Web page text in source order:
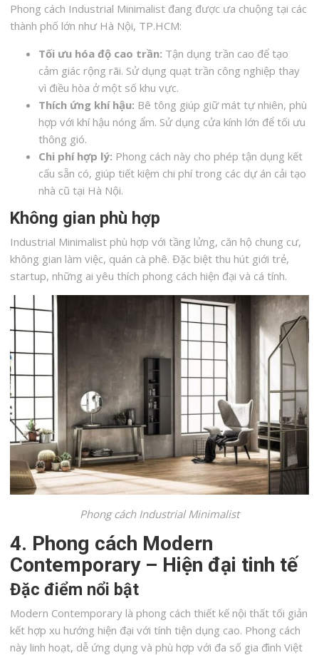
Phong cách Industrial Minimalist đang được ưa chuộng tại các
thành phố lớn như Hà Nội, TP.HCM:
Tối ưu hóa độ cao trần: Tận dụng trần cao để tạo
cảm giác rộng rãi. Sử dụng quạt trần công nghiệp thay
vì điều hòa ở một số khu vực.
Thích ứng khí hậu: Bê tông giúp giữ mát tự nhiên, phù
hợp với khí hậu nóng ẩm. Sử dụng cửa kính lớn để tối ưu
thông gió.
Chi phí hợp lý: Phong cách này cho phép tận dụng kết
cấu sẵn có, giúp tiết kiệm chi phí trong các dự án cải tạo
nhà cũ tại Hà Nội.
Không gian phù hợp
Industrial Minimalist phù hợp với tầng lửng, căn hộ chung cư,
không gian làm việc, quán cà phê. Đặc biệt thu hút giới trẻ,
startup, những ai yêu thích phong cách hiện đại và cá tính.
Phong cách Industrial Minimalist
4. Phong cách Modern
Contemporary – Hiện đại tinh tế
Đặc điểm nổi bật
Modern Contemporary là phong cách thiết kế nội thất tối giản
kết hợp xu hướng hiện đại với tính tiện dụng cao. Phong cách
này linh hoạt, dễ ứng dụng và phù hợp với đa số gia đình Việt